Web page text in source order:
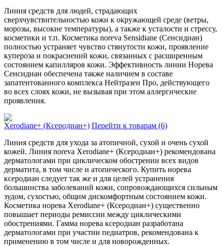
Линия средств для людей, страдающих
сверхчувствительностью кожи к окружающей среде (ветры,
морозы, высокие температуры), а также к усталости и стрессу,
косметики и т.п. Косметика noreva Sensidiane (Сенсидиан)
полностью устраняет чувство стянутости кожи, проявление
купероза и покраснений кожи, связанных с расширенным
состоянием капилляров кожи. Эффективность линии Норева
Сенсидиан обеспечена также наличием в составе
запатентованного комплекса Нейтразен Про, действующего
во всех слоях кожи, не вызывая при этом аллергические
проявления.
Xerodiane+ (Ксеродиан+) Перейти к товарам (6)
Линия средств для ухода за атопичной, сухой и очень сухой
кожей. Линия noreva Xerodiane+ (Ксеродиан+) рекомендована
дерматологами при циклическом обострении всех видов
дерматита, в том числе и атопического. Купить норева
ксеродиан следует так же и для целей устранения
большинства заболеваний кожи, сопровождающихся сильным
зудом, сухостью, общим дискомфортным состоянием кожи.
Косметика норева Xerodiane+ (Ксеродиан+) существенно
повышает периоды ремиссии между циклическими
обострениями. Гамма норева ксеродиан разработана
дерматологами при участии педиатров, рекомендована к
применению в том числе и для новорожденных.